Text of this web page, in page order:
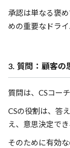
承認は単なる褒
めの重要なドライ
3. 質問：顧客の
質問は、CSコー
CSの役割は、答
え、意思決定で
そのために有効な